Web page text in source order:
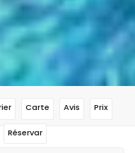
Carte Avis Prix
Réservar